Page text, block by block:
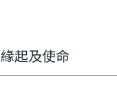
緣起及使命